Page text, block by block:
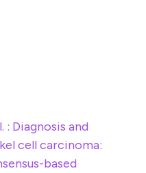
: Diagnosis and
cell carcinoma:
based